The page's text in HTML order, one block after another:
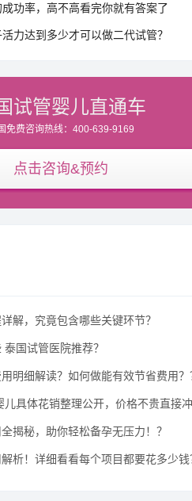
功率，高不高看完你就有答案了
力达到多少才可以做二代试管？
试管婴儿直通车
免费咨询热线：400-639-9169
点击咨询&预约
解，究竟包含哪些关键环节？
国试管医院推荐？
明细解读？如何做能有效节省费用？
具体花销整理公开，价格不贵直接
揭秘，助你轻松备孕无压力！？
析！详细看看每个项目都要花多少钱